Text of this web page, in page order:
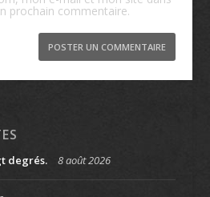
prochain commentaire.
degrés. 8 août 2026